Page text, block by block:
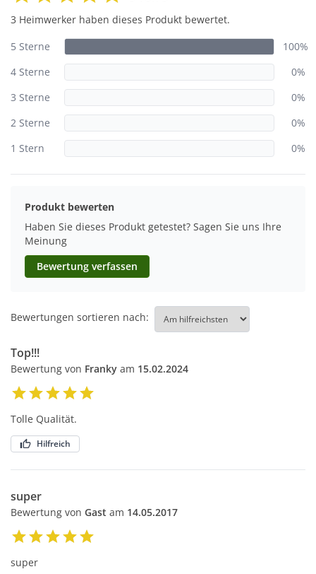
3 Heimwerker haben dieses Produkt bewertet.
5 Sterne
100%
4 Sterne
0%
3 Sterne
0%
2 Sterne
0%
1 Stern
0%
Produkt bewerten
Haben Sie dieses Produkt getestet? Sagen Sie uns Ihre
Meinung
Bewertung verfassen
Bewertungen sortieren nach:
Top!!!
Bewertung von Franky am 15.02.2024
Tolle Qualität.
Hilfreich
super
Bewertung von Gast am 14.05.2017
super